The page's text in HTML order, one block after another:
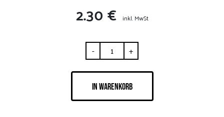
2.30 € inkl. MwSt
- +
IN WARENKORB